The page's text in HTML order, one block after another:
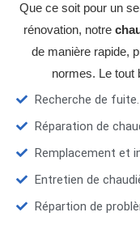
Que ce soit pour un
rénovation, notre
de manière rapide,
normes. Le tout
Recherche de fuite.
Réparation de
Remplacement et
Entretien de
Répartion de